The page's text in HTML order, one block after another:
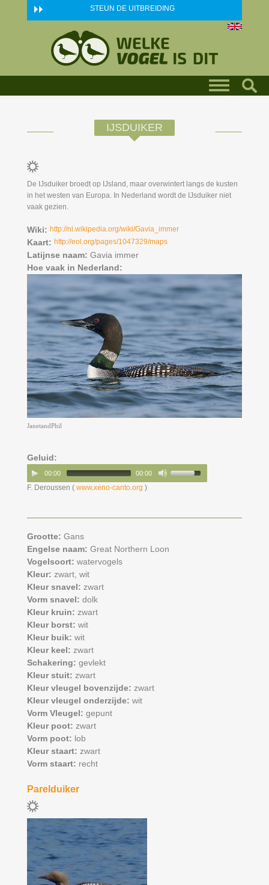
Skip to main content STEUN DE UITBREIDING
IJSDUIKER
De IJsduiker broedt op IJsland, maar overwintert langs de kusten
in het westen van Europa. In Nederland wordt de IJsduiker niet
vaak gezien.
Wiki: http://nl.wikipedia.org/wiki/Gavia_immer
Kaart: http://eol.org/pages/1047329/maps
Latijnse naam: Gavia immer
Hoe vaak in Nederland:
JanetandPhil
Geluid:
00:00 00:00
F. Deroussen ( www.xeno-canto.org )
Grootte: Gans
Engelse naam: Great Northern Loon
Vogelsoort: watervogels
Kleur: zwart, wit
Kleur snavel: zwart
Vorm snavel: dolk
Kleur kruin: zwart
Kleur borst: wit
Kleur buik: wit
Kleur keel: zwart
Schakering: gevlekt
Kleur stuit: zwart
Kleur vleugel bovenzijde: zwart
Kleur vleugel onderzijde: wit
Vorm Vleugel: gepunt
Kleur poot: zwart
Vorm poot: lob
Kleur staart: zwart
Vorm staart: recht
Parelduiker